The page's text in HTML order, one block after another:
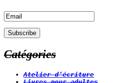
Catégories
Atelier d’écriture